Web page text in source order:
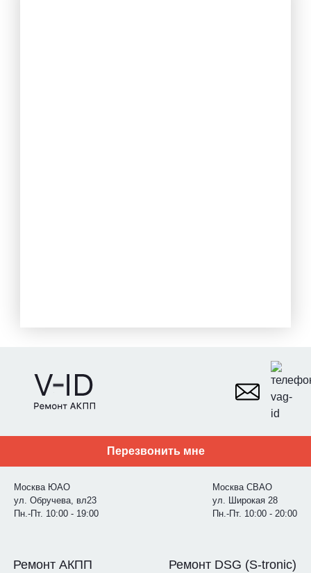
Перезвонить мне
Москва ЮАО
ул. Обручева, вл23
Пн.-Пт. 10:00 - 19:00
Москва СВАО
ул. Широкая 28
Пн.-Пт. 10:00 - 20:00
Ремонт АКПП Ремонт DSG (S-tronic)